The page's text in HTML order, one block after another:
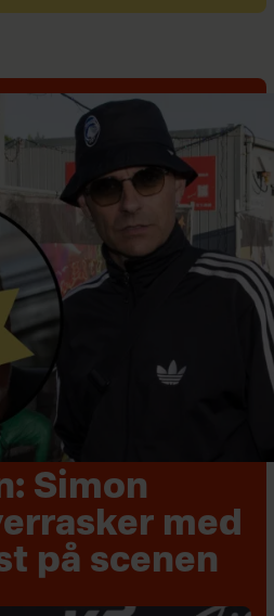
Simon
med
på scenen